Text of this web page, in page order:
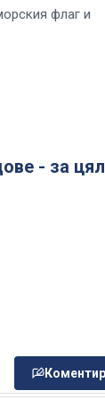
флаг и
- за